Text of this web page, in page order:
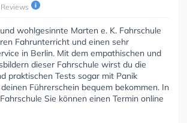
wohlgesinnte Marten e. K. Fahrschule
Fahrunterricht und einen sehr
in Berlin. Mit dem empathischen und
dieser Fahrschule wirst du die
praktischen Tests sogar mit Panik
Führerschein bequem bekommen. In
Sie können einen Termin online